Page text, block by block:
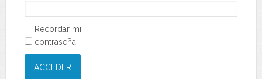
Recordar mi
contraseña
ACCEDER